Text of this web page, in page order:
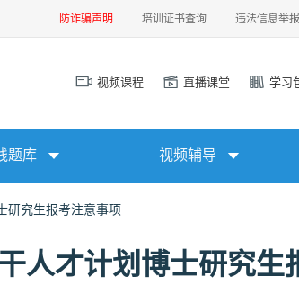
防诈骗声明 培训证书查询 违法信息举报
视频课程 直播课堂 学习
题库 视频辅导
研究生报考注意事项
人才计划博士研究生